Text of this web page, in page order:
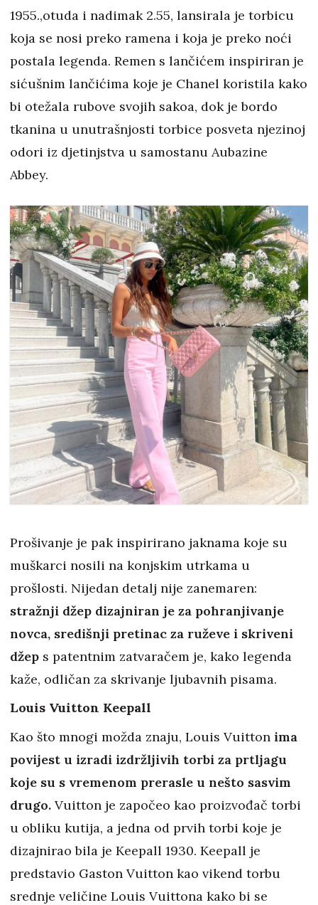
1955.,otuda i nadimak 2.55, lansirala je torbicu
koja se nosi preko ramena i koja je preko noći
postala legenda. Remen s lančićem inspiriran je
sićušnim lančićima koje je Chanel koristila kako
bi otežala rubove svojih sakoa, dok je bordo
tkanina u unutrašnjosti torbice posveta njezinoj
odori iz djetinjstva u samostanu Aubazine
Abbey.
Prošivanje je pak inspirirano jaknama koje su
muškarci nosili na konjskim utrkama u
prošlosti. Nijedan detalj nije zanemaren:
stražnji džep dizajniran je za pohranjivanje
novca, središnji pretinac za ruževe i skriveni
džep s patentnim zatvaračem je, kako legenda
kaže, odličan za skrivanje ljubavnih pisama.
Louis Vuitton Keepall
Kao što mnogi možda znaju, Louis Vuitton ima
povijest u izradi izdržljivih torbi za prtljagu
koje su s vremenom prerasle u nešto sasvim
drugo. Vuitton je započeo kao proizvođač torbi
u obliku kutija, a jedna od prvih torbi koje je
dizajnirao bila je Keepall 1930. Keepall je
predstavio Gaston Vuitton kao vikend torbu
srednje veličine Louis Vuittona kako bi se